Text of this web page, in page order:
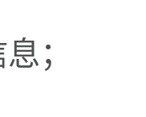
；